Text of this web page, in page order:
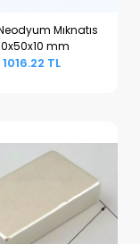
Sepete Ekle
Mıknatıs
mm
1016.22 TL